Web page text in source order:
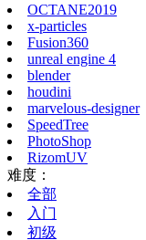
OCTANE2019
x-particles
Fusion360
unreal engine 4
blender
houdini
marvelous-designer
SpeedTree
PhotoShop
RizomUV
难度：
全部
入门
初级